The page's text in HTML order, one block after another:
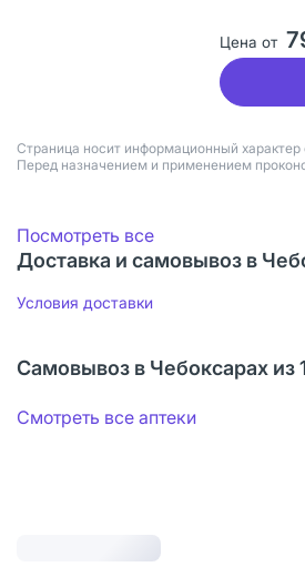
Цена от
Страница носит информационный характер
Перед назначением и применением
Посмотреть все
Доставка и самовывоз в
Условия доставки
Самовывоз в Чебоксарах из
Смотреть все аптеки